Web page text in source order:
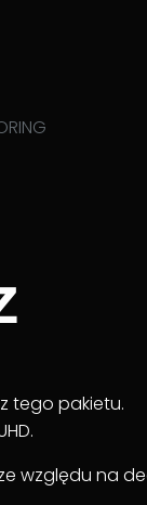
tego pakietu.
względu na